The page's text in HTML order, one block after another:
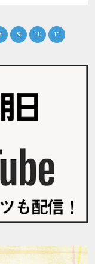
9 10 11